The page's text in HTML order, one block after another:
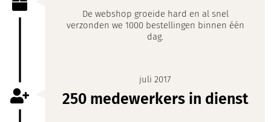
De webshop groeide hard en al snel
verzonden we 1000 bestellingen binnen één
dag.
juli 2017
250 medewerkers in dienst